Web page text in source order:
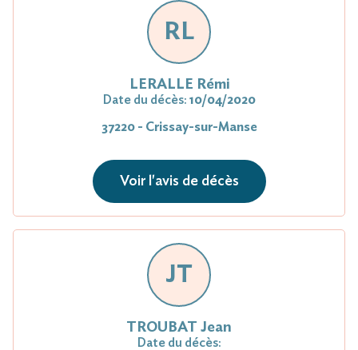
RL
LERALLE Rémi
Date du décès: 10/04/2020
37220 - Crissay-sur-Manse
Voir l'avis de décès
JT
TROUBAT Jean
Date du décès: